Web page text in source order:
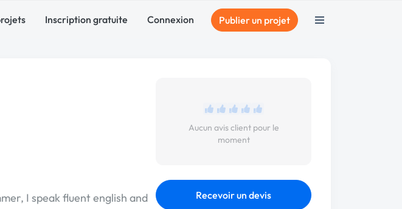
Inscription gratuite Connexion Publier un projet
I speak fluent english and
Aucun avis client pour le
moment
Recevoir un devis